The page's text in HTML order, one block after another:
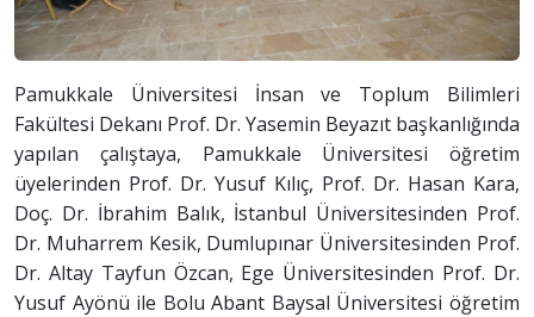
Pamukkale Üniversitesi İnsan ve Toplum Bilimleri
Fakültesi Dekanı Prof. Dr. Yasemin Beyazıt başkanlığında
yapılan çalıştaya, Pamukkale Üniversitesi öğretim
üyelerinden Prof. Dr. Yusuf Kılıç, Prof. Dr. Hasan Kara,
Doç. Dr. İbrahim Balık, İstanbul Üniversitesinden Prof.
Dr. Muharrem Kesik, Dumlupınar Üniversitesinden Prof.
Dr. Altay Tayfun Özcan, Ege Üniversitesinden Prof. Dr.
Yusuf Ayönü ile Bolu Abant Baysal Üniversitesi öğretim